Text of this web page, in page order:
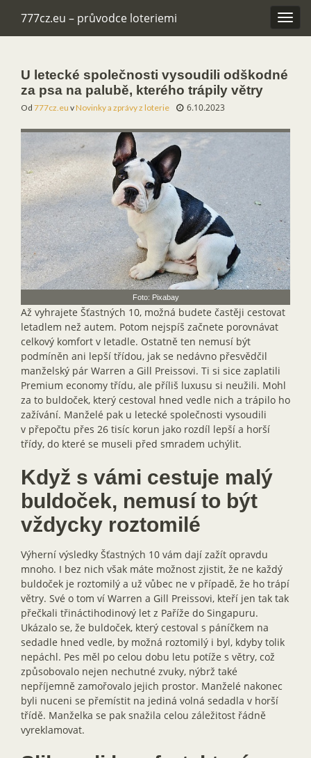
777cz.eu – průvodce loteriemi
U letecké společnosti vysoudili odškodné
za psa na palubě, kterého trápily větry
Od 777cz.eu vNovinky a zprávy z loterie 6.10.2023
Foto: Pixabay
Až vyhrajete Šťastných 10, možná budete častěji cestovat
letadlem než autem. Potom nejspíš začnete porovnávat
celkový komfort v letadle. Ostatně ten nemusí být
podmíněn ani lepší třídou, jak se nedávno přesvědčil
manželský pár Warren a Gill Preissovi. Ti si sice zaplatili
Premium economy třídu, ale příliš luxusu si neužili. Mohl
za to buldoček, který cestoval hned vedle nich a trápilo ho
zažívání. Manželé pak u letecké společnosti vysoudili
v přepočtu přes 26 tisíc korun jako rozdíl lepší a horší
třídy, do které se museli před smradem uchýlit.
Když s vámi cestuje malý
buldoček, nemusí to být
vždycky roztomilé
Výherní výsledky Šťastných 10 vám dají zažít opravdu
mnoho. I bez nich však máte možnost zjistit, že ne každý
buldoček je roztomilý a už vůbec ne v případě, že ho trápí
větry. Své o tom ví Warren a Gill Preissovi, kteří jen tak tak
přečkali třináctihodinový let z Paříže do Singapuru.
Ukázalo se, že buldoček, který cestoval s páníčkem na
sedadle hned vedle, by možná roztomilý i byl, kdyby tolik
nepáchl. Pes měl po celou dobu letu potíže s větry, což
způsobovalo nejen nechutné zvuky, nýbrž také
nepříjemně zamořovalo jejich prostor. Manželé nakonec
byli nuceni se přemístit na jediná volná sedadla v horší
třídě. Manželka se pak snažila celou záležitost řádně
vyreklamovat.